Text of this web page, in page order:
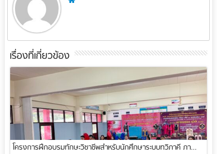
เรื่องที่เกี่ยวข้อง
โครงการฝึกอบรมทักษะวิชาชีพสำหรับนักศึกษาระบบทวิภาคี ภา...